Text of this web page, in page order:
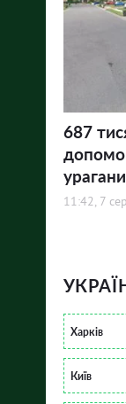
687
урагани
11:42, 7
Харків
Київ